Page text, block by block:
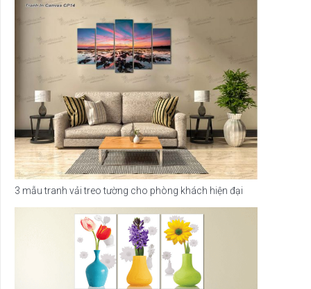
3 mẫu tranh vải treo tường cho phòng khách hiện đại